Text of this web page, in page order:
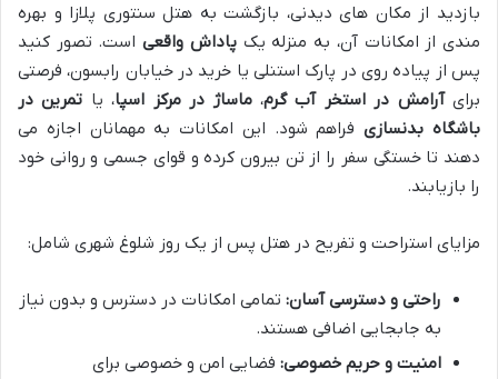
بازدید از مکان های دیدنی، بازگشت به هتل سنتوری پلازا و بهره
مندی از امکانات آن، به منزله یکپاداش واقعیاست. تصور کنید
پس از پیاده روی در پارک استنلی یا خرید در خیابان رابسون، فرصتی
برایآرامش در استخر آب گرم،ماساژ در مرکز اسپا، یا تمرین در
باشگاه بدنسازیفراهم شود. این امکانات به مهمانان اجازه می
دهند تا خستگی سفر را از تن بیرون کرده و قوای جسمی و روانی خود
را بازیابند.
مزایای استراحت و تفریح در هتل پس از یک روز شلوغ شهری شامل:
راحتی و دسترسی آسان: تمامی امکانات در دسترس و بدون نیاز
به جابجایی اضافی هستند.
امنیت و حریم خصوصی: فضایی امن و خصوصی برای